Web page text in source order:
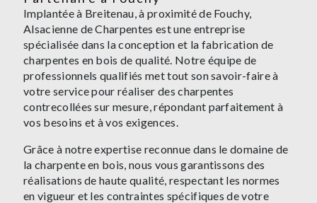
Implantée à Breitenau, à proximité de Fouchy,
Alsacienne de Charpentes est une entreprise
spécialisée dans la conception et la fabrication de
charpentes en bois de qualité. Notre équipe de
professionnels qualifiés met tout son savoir-faire à
votre service pour réaliser des charpentes
contrecollées sur mesure, répondant parfaitement à
vos besoins et à vos exigences.
Grâce à notre expertise reconnue dans le domaine de
la charpente en bois, nous vous garantissons des
réalisations de haute qualité, respectant les normes
en vigueur et les contraintes spécifiques de votre